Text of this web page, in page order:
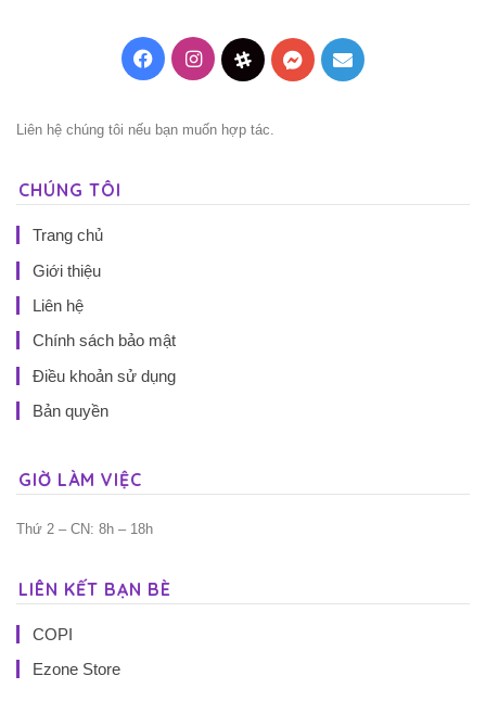
FacebookInstagramThreadsMessenger
Mail
Liên hệ chúng tôi nếu bạn muốn hợp tác.
CHÚNG TÔI
Trang chủ
Giới thiệu
Liên hệ
Chính sách bảo mật
Điều khoản sử dụng
Bản quyền
GIỜ LÀM VIỆC
Thứ 2 – CN: 8h – 18h
LIÊN KẾT BẠN BÈ
COPI
Ezone Store